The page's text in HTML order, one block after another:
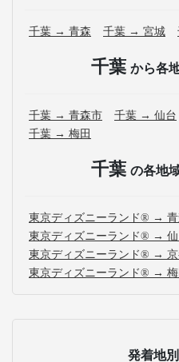
千葉 → 青森 千葉 → 宮城
千葉 から各
千葉 → 青森市 千葉 → 仙台
千葉 → 梅田
千葉 の各地
東京ディズニーランド® →
東京ディズニーランド® → 仙
東京ディズニーランド® →
東京ディズニーランド® → 梅
発着地